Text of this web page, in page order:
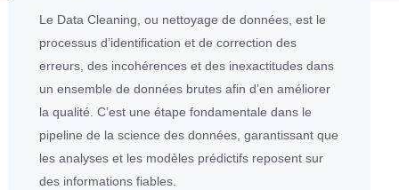
Le Data Cleaning, ou nettoyage de données , est le
processus d’identification et de correction des
erreurs, des incohérences et des inexactitudes dans
un ensemble de données brutes afin d’en améliorer
la qualité. C’est une étape fondamentale dans le
pipeline de la science des données , garantissant que
les analyses et les modèles prédictifs reposent sur
des informations fiables.